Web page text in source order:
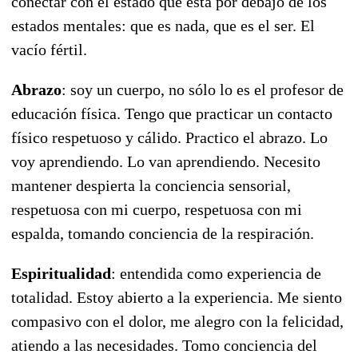
estados mentales: que es nada, que es el ser. El
vacío fértil.
Abrazo: soy un cuerpo, no sólo lo es el profesor de
educación física. Tengo que practicar un contacto
físico respetuoso y cálido. Practico el abrazo. Lo
voy aprendiendo. Lo van aprendiendo. Necesito
mantener despierta la conciencia sensorial,
respetuosa con mi cuerpo, respetuosa con mi
espalda, tomando conciencia de la respiración.
Espiritualidad: entendida como experiencia de
totalidad. Estoy abierto a la experiencia. Me siento
compasivo con el dolor, me alegro con la felicidad,
atiendo a las necesidades. Tomo conciencia del